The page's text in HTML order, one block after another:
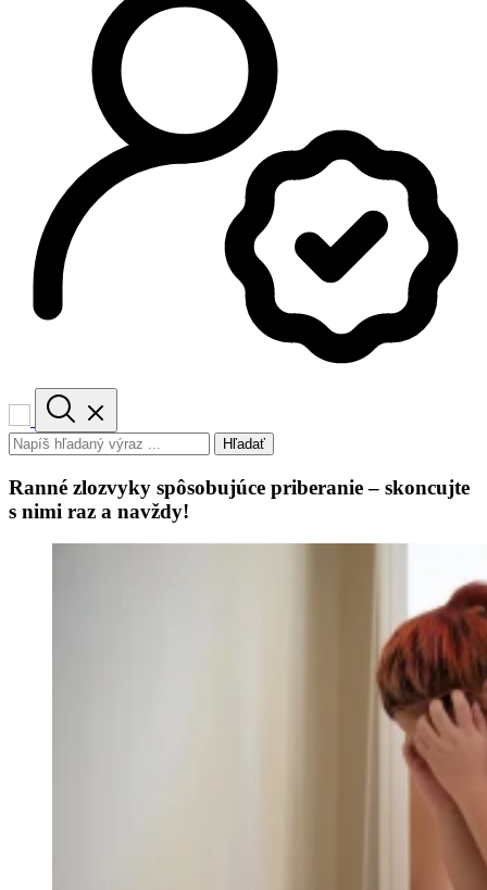
Hľadať
Ranné zlozvyky spôsobujúce priberanie – skoncujte
s nimi raz a navždy!